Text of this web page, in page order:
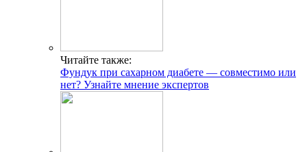
Читайте также:
Фундук при сахарном диабете — совместимо или
нет? Узнайте мнение экспертов